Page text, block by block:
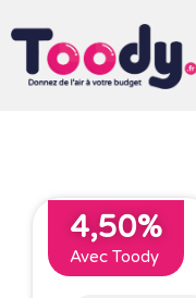
4,50%
Avec Toody